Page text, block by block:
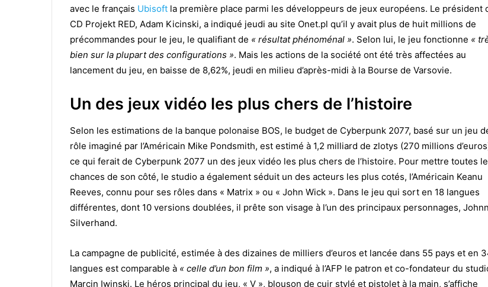
avec le français Ubisoft la première place parmi les développeurs de jeux européens. Le président
CD Projekt RED, Adam Kicinski, a indiqué jeudi au site Onet.pl qu’il y avait plus de huit millions de
précommandes pour le jeu, le qualifiant de « résultat phénoménal ». Selon lui, le jeu fonctionne «
bien sur la plupart des configurations ». Mais les actions de la société ont été très affectées au
lancement du jeu, en baisse de 8,62%, jeudi en milieu d’après-midi à la Bourse de Varsovie.
Un des jeux vidéo les plus chers de l’histoire
Selon les estimations de la banque polonaise BOS, le budget de Cyberpunk 2077, basé sur un jeu
rôle imaginé par l’Américain Mike Pondsmith, est estimé à 1,2 milliard de zlotys (270 millions
ce qui ferait de Cyberpunk 2077 un des jeux vidéo les plus chers de l’histoire. Pour mettre toutes
chances de son côté, le studio a également séduit un des acteurs les plus cotés, l’Américain Keanu
Reeves, connu pour ses rôles dans « Matrix » ou « John Wick ». Dans le jeu qui sort en 18 langues
différentes, dont 10 versions doublées, il prête son visage à l’un des principaux personnages,
Silverhand.
La campagne de publicité, estimée à des dizaines de milliers d’euros et lancée dans 55 pays et en
langues est comparable à « celle d’un bon film », a indiqué à l’AFP le patron et co-fondateur du
Marcin Iwinski. Le héros principal du jeu, « V », blouson de cuir stylé et pistolet à la main, s’affiche